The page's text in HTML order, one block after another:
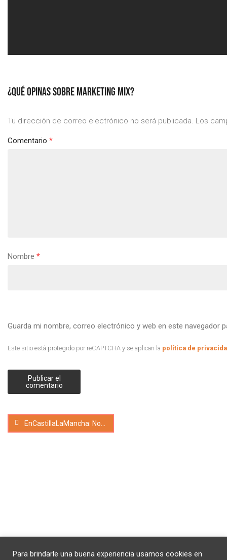
¿QUÉ OPINAS SOBRE MARKETING MIX?
Tu dirección de correo electrónico no será publicada. Los
Comentario *
Nombre *
Guarda mi nombre, correo electrónico y web en este navegador
Este sitio está protegido por reCAPTCHA y se aplican la política de
EnCastillaLaMancha: Noticias en Castilla La Mancha
© 2021-2023 MarcaGo. Hecho con ❤️ para impulsar las
Para brindarle una buena experiencia usamos cookies en